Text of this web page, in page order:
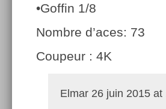
•Goffin 1/8
Nombre d’aces: 73
Coupeur : 4K
Elmar 26 juin 2015 at